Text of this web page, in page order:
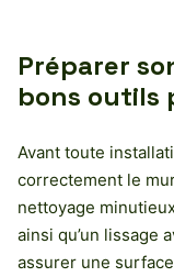
Préparer
bons outils
Avant toute
correctement le
nettoyage
ainsi qu’un lissage
assurer une